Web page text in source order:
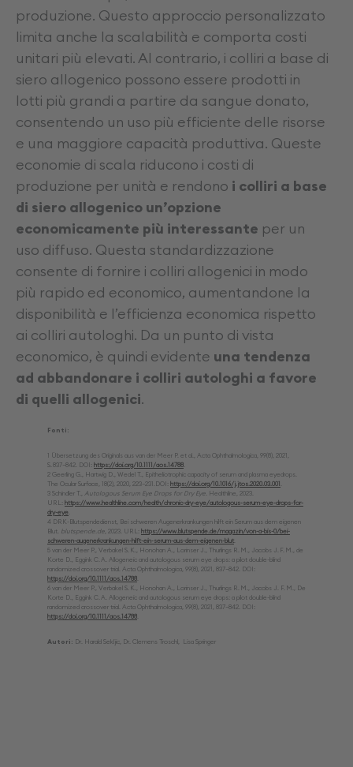
produzione. Questo approccio personalizzato
limita anche la scalabilità e comporta costi
unitari più elevati. Al contrario, i colliri a base di
siero allogenico possono essere prodotti in
lotti più grandi a partire da sangue donato,
consentendo un uso più efficiente delle risorse
e una maggiore capacità produttiva. Queste
economie di scala riducono i costi di
produzione per unità e rendono i colliri a base
di siero allogenico un’opzione
economicamente più interessante per un
uso diffuso. Questa standardizzazione
consente di fornire i colliri allogenici in modo
più rapido ed economico, aumentandone la
disponibilità e l’efficienza economica rispetto
ai colliri autologhi. Da un punto di vista
economico, è quindi evidente una tendenza
ad abbandonare i colliri autologhi a favore
di quelli allogenici.
Fonti:
1 Übersetzung des Originals aus van der Meer P. et al., Acta Ophthalmologica, 99(8), 2021,
S. 837–842. DOI: https://doi.org/10.1111/aos.14788.
2 Geerling G., Hartwig D., Wedel T., Epitheliotrophic capacity of serum and plasma eyedrops.
The Ocular Surface, 18(2), 2020, 223–231.DOI: https://doi.org/10.1016/j.jtos.2020.03.001
3 Schindler T.,
Autologous Serum Eye Drops for Dry Eye. Healthline, 2023.
URL: https://www.healthline.com/health/chronic-dry-eye/autologous-serum-eye-drops-for-
dry-eye
4 DRK-Blutspendedienst, Bei schweren Augenerkrankungen hilft ein Serum aus dem eigenen
Blut. blutspende.de, 2023. URL: https://www.blutspende.de/magazin/von-a-bis-0/bei-
schweren-augenerkrankungen-hilft-ein-serum-aus-dem-eigenen-blut.
5 van der Meer P., Verbakel S. K., Honohan A., Lorinser J., Thurlings R. M., Jacobs J. F. M., de
Korte D., Eggink C. A. Allogeneic and autologous serum eye drops: a pilot double-blind
randomized crossover trial. Acta Ophthalmologica, 99(8), 2021, 837–842. DOI:
https://doi.org/10.1111/aos.14788.
6 van der Meer P., Verbakel S. K., Honohan A., Lorinser J., Thurlings R. M., Jacobs J. F. M., De
Korte D., Eggink C. A. Allogeneic and autologous serum eye drops: a pilot double-blind
randomized crossover trial. Acta Ophthalmologica, 99(8), 2021, 837–842. DOI:
https://doi.org/10.1111/aos.14788.
Autori: Dr. Harald Sekljic, Dr. Clemens Troschl, Lisa Springer